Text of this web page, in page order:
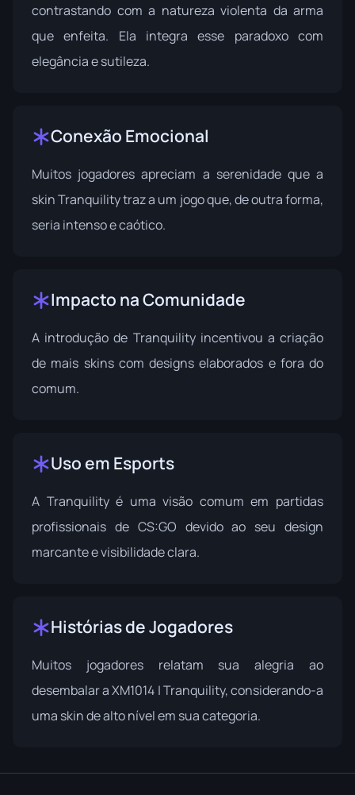
contrastando com a natureza violenta da arma
que enfeita. Ela integra esse paradoxo com
elegância e sutileza.
Conexão Emocional
Muitos jogadores apreciam a serenidade que a
skin Tranquility traz a um jogo que, de outra forma,
seria intenso e caótico.
Impacto na Comunidade
A introdução de Tranquility incentivou a criação
de mais skins com designs elaborados e fora do
comum.
Uso em Esports
A Tranquility é uma visão comum em partidas
profissionais de CS:GO devido ao seu design
marcante e visibilidade clara.
Histórias de Jogadores
Muitos jogadores relatam sua alegria ao
desembalar a XM1014 | Tranquility, considerando-a
uma skin de alto nível em sua categoria.